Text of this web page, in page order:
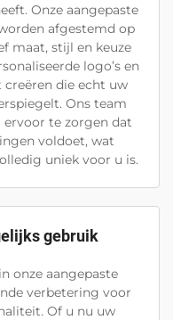
Onze aangepaste
afgestemd op
maat, stijl en keuze
logo’s en
die echt uw
Ons team
te zorgen dat
voldoet, wat
uniek voor u is.
gebruik
onze aangepaste
verbetering voor
Of u nu uw